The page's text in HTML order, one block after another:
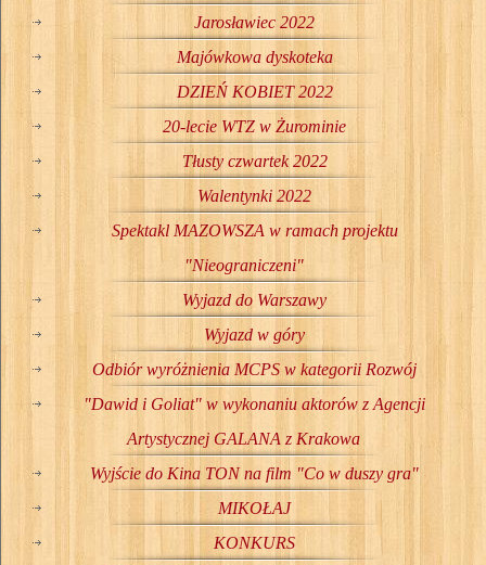
Jarosławiec 2022
Majówkowa dyskoteka
DZIEŃ KOBIET 2022
20-lecie WTZ w Żurominie
Tłusty czwartek 2022
Walentynki 2022
Spektakl MAZOWSZA w ramach projektu
"Nieograniczeni"
Wyjazd do Warszawy
Wyjazd w góry
Odbiór wyróżnienia MCPS w kategorii Rozwój
"Dawid i Goliat" w wykonaniu aktorów z Agencji
Artystycznej GALANA z Krakowa
Wyjście do Kina TON na film "Co w duszy gra"
MIKOŁAJ
KONKURS